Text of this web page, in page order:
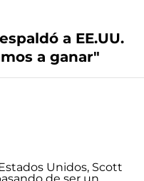
a EE.UU.
a ganar"